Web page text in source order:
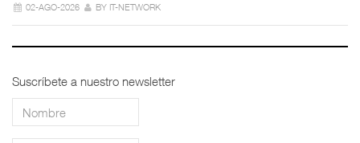
02-AGO-2026 BY IT-NETWORK
Suscríbete a nuestro newsletter